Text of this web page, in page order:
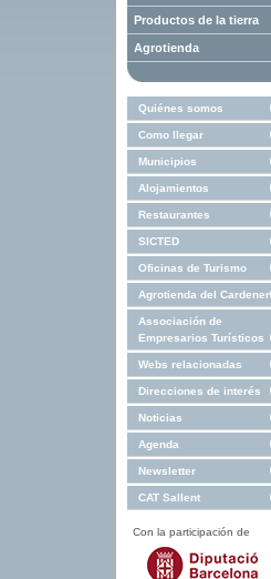
Productos de la tierra
Agrotienda
Quiénes somos
Como llegar
Municipios
Alojamientos
Restaurantes
SICTED
Oficinas de Turismo
Agrotienda del Cardener
Associación de
Empresarios Turísticos
Webs relacionadas
Direcciones de interés
Noticias
Agenda
Newsletter
CAT Sallent
Con la participación de